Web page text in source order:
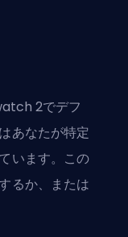
2でデフ
あなたが特定
います。この
るか、または